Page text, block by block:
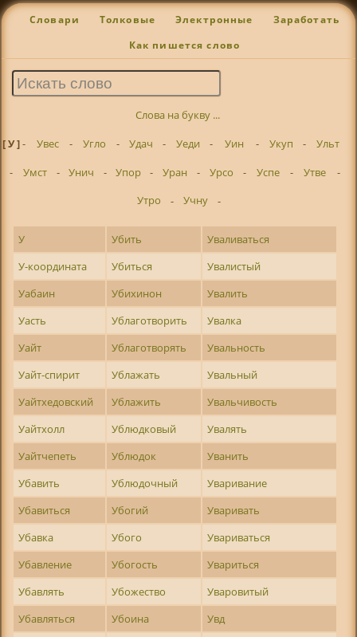
Словари Толковые Электронные Заработать
Как пишется слово
Слова на букву ...
[ У ]- Увес - Угло - Удач - Уеди - Уин - Укуп -
Ульт
-
Умст - Унич - Упор - Уран - Урсо - Успе - Утве
-
Утро
- Учну -
У Убить
Уваливаться
У-координата
Убиться
Увалистый
Уабаин
Убихинон
Увалить
Уасть
Ублаготворить
Увалка
Уайт
Ублаготворять
Увальность
Уайт-спирит
Ублажать
Увальный
Уайтхедовский
Ублажить
Увальчивость
Уайтхолл
Ублюдковый
Увалять
Уайтчепеть
Ублюдок
Уванить
Убавить
Ублюдочный
Уваривание
Убавиться
Убогий
Уваривать
Убавка
Убого
Увариваться
Убавление
Убогость
Увариться
Убавлять
Убожество
Уваровитый
Убавляться
Убоина
Увд